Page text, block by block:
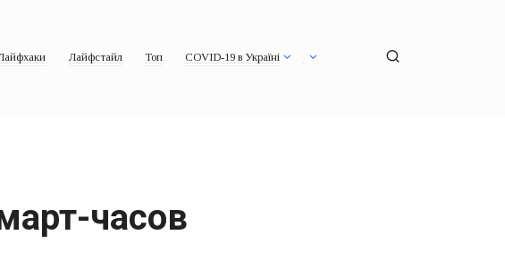
Лайфстайл Топ COVID-19 в Україні
часов